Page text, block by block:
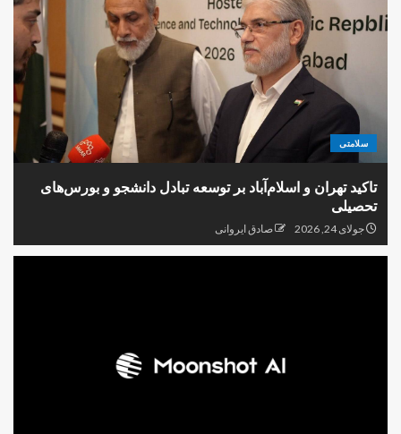
سلامتی
تاکید تهران و اسلام‌آباد بر توسعه تبادل دانشجو و بورس‌های
تحصیلی
جولای 24, 2026 صادق ایروانی